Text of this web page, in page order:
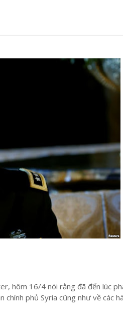
hôm 16/4 nói rằng đã đến lúc
phủ Syria cũng như về các